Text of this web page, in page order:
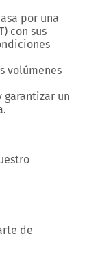
por una
con sus
volúmenes
garantizar un
de